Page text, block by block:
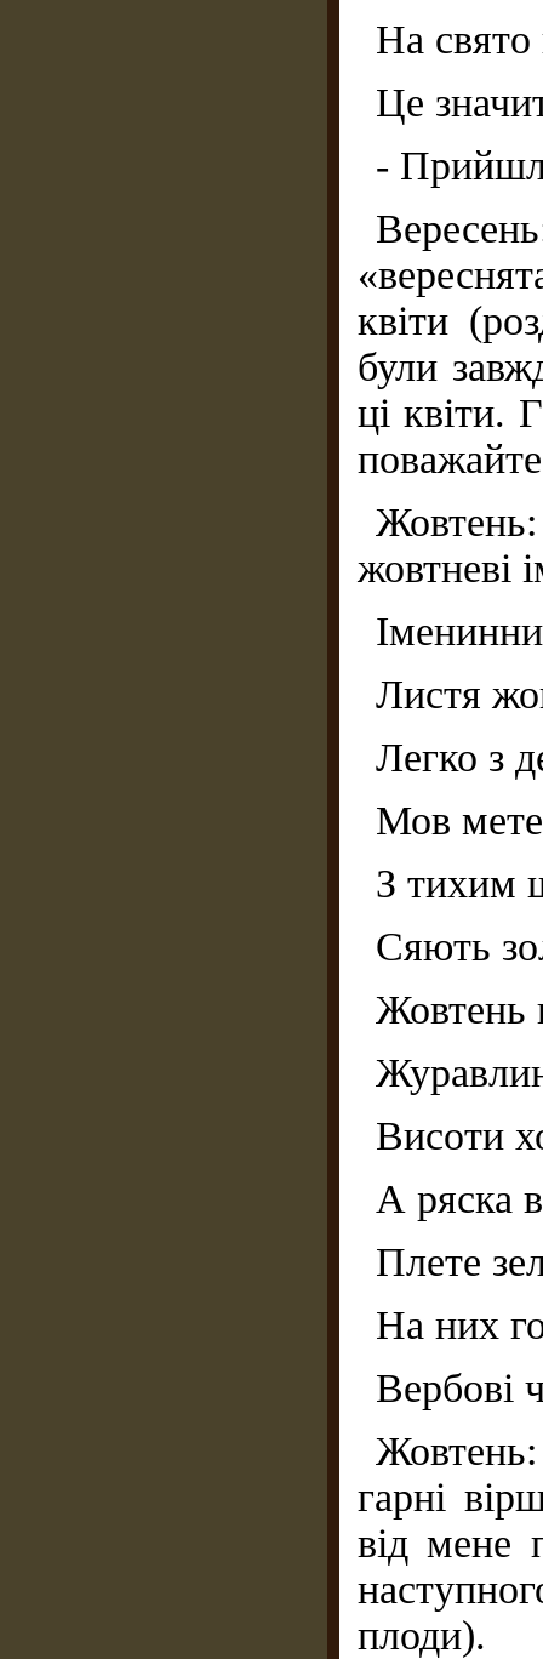
На свято
Це
-
квіти
були
ці квіти.
жовтневі
Листя
Легко з
Мов
З тихим
Сяють
Жовтень
Висоти
А ряска
Плете
На них
Вербові
гарні
від мене
плоди).